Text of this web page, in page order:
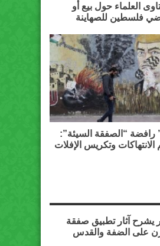
العلماء حول بيع أو
فلسطين للصهاينة
رافضة “الصفقة السيئة”:
وتكريس الإفلات
يشرح آثار تطبيق صفقة
على الضفة والقدس